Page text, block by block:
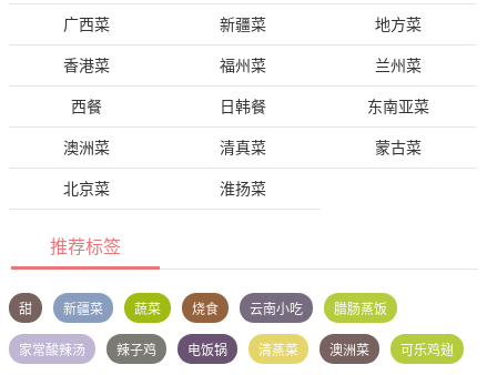
广西菜 新疆菜 地方菜
香港菜 福州菜 兰州菜
西餐 日韩餐 东南亚菜
澳洲菜 清真菜 蒙古菜
北京菜 淮扬菜
推荐标签
甜 新疆菜 蔬菜 烧食 云南小吃 腊肠蒸饭
家常酸辣汤 辣子鸡 电饭锅 清蒸菜 澳洲菜 可乐鸡翅